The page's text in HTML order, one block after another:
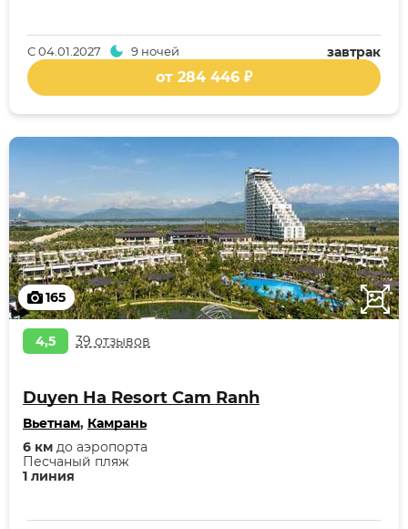
завтрак
С04.01.2027 9 ночей
от 284 446 ₽
165
4,5 39 отзывов
Duyen Ha Resort Cam Ranh
Вьетнам, Камрань
1 линия
Песчаный пляж
6 км до аэропорта